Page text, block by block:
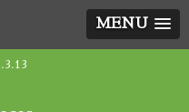
MENU